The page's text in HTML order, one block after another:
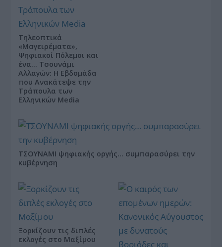
Τηλεοπτικά
«Μαγειρέματα»,
Ψηφιακοί Πόλεμοι και
ένα… Τσουνάμι
Αλλαγών: Η Εβδομάδα
που Ανακάτεψε την
Τράπουλα των
Ελληνικών Media
ΤΣΟΥΝΑΜΙ ψηφιακής οργής… συμπαρασύρει την
κυβέρνηση
Ξορκίζουν τις διπλές
εκλογές στο Μαξίμου